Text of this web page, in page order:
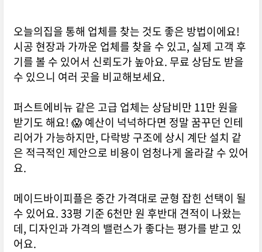
오늘의집을 통해 업체를 찾는 것도 좋은 방법이에요!
시공 현장과 가까운 업체를 찾을 수 있고, 실제 고객 후
기를 볼 수 있어서 신뢰도가 높아요. 무료 상담도 받을
수 있으니 여러 곳을 비교해보세요.
퍼스트에비뉴 같은 고급 업체는 상담비만 11만 원을
받기도 해요! 😱 예산이 넉넉하다면 정말 꿈꾸던 인테
리어가 가능하지만, 다락방 구조에 상시 계단 설치 같
은 적극적인 제안으로 비용이 엄청나게 올라갈 수 있어
요.
메이드바이피플은 중간 가격대로 균형 잡힌 선택이 될
수 있어요. 33평 기준 6천만 원 후반대 견적이 나왔는
데, 디자인과 가격의 밸런스가 좋다는 평가를 받고 있
어요.